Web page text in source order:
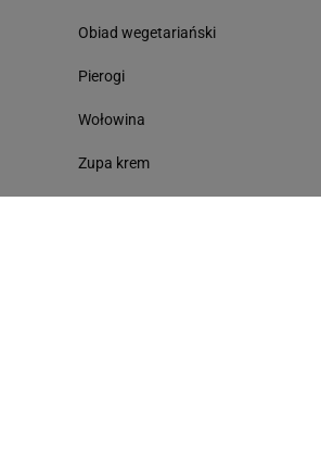
Obiad wegetariański
Pierogi
Wołowina
Zupa krem